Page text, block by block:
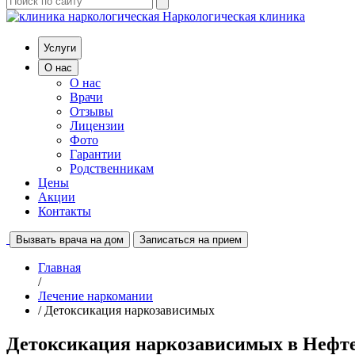
Наркологическая клиника
Услуги
О нас
О нас
Врачи
Отзывы
Лицензии
Фото
Гарантии
Родственникам
Цены
Акции
Контакты
Вызвать врача на дом Записаться на прием
Главная
/
Лечение наркомании
/ Детоксикация наркозависимых
Детоксикация наркозависимых в